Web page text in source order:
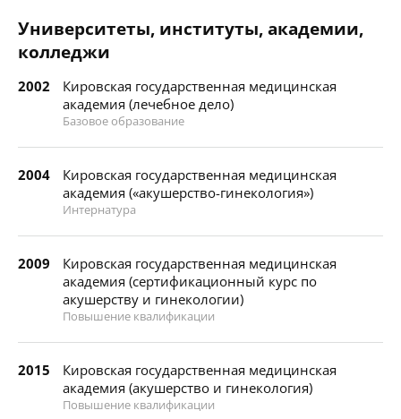
Университеты, институты, академии,
колледжи
2002
Кировская государственная медицинская
академия (лечебное дело)
Базовое образование
2004
Кировская государственная медицинская
академия («акушерство-гинекология»)
Интернатура
2009
Кировская государственная медицинская
академия (сертификационный курс по
акушерству и гинекологии)
Повышение квалификации
2015
Кировская государственная медицинская
академия (акушерство и гинекология)
Повышение квалификации